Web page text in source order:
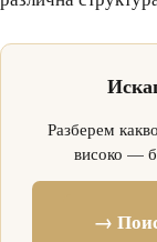
Разберем
високо —
→